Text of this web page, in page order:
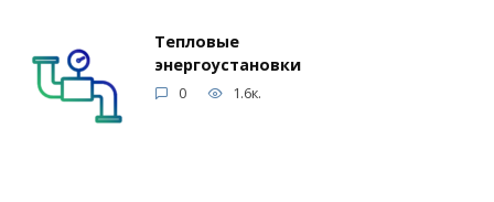
Тепловые
энергоустановки
0 1.6к.